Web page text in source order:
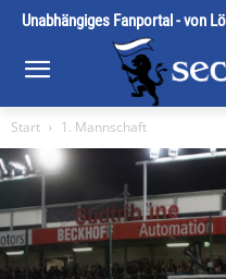
Unabhängiges Fanportal - von
Start 1. Mannschaft